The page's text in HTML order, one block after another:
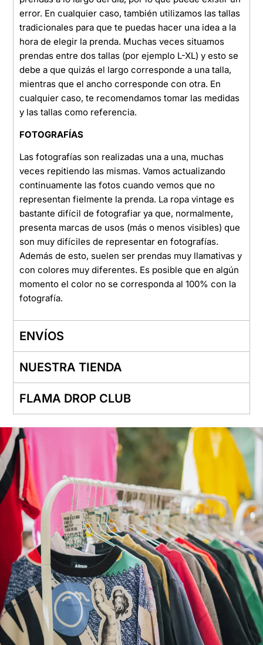
error. En cualquier caso, también utilizamos las tallas
tradicionales para que te puedas hacer una idea a la
hora de elegir la prenda. Muchas veces situamos
prendas entre dos tallas (por ejemplo L-XL) y esto se
debe a que quizás el largo corresponde a una talla,
mientras que el ancho corresponde con otra. En
cualquier caso, te recomendamos tomar las medidas
y las tallas como referencia.
FOTOGRAFÍAS
Las fotografías son realizadas una a una, muchas
veces repitiendo las mismas. Vamos actualizando
continuamente las fotos cuando vemos que no
representan fielmente la prenda. La ropa vintage es
bastante difícil de fotografiar ya que, normalmente,
presenta marcas de usos (más o menos visibles) que
son muy difíciles de representar en fotografías.
Además de esto, suelen ser prendas muy llamativas y
con colores muy diferentes. Es posible que en algún
momento el color no se corresponda al 100% con la
fotografía.
ENVÍOS
NUESTRA TIENDA
FLAMA DROP CLUB